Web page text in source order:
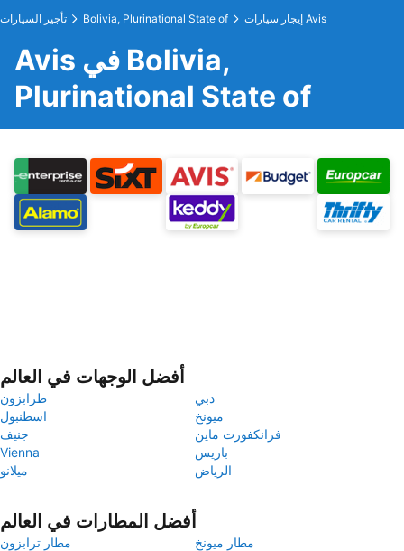
تأجير السيارات Bolivia, Plurinational State of إيجار سيارات Avis
Avis في Bolivia,
Plurinational State of
أفضل الوجهات في العالم
طرابزون
دبي
اسطنبول
ميونخ
جنيف
فرانكفورت ماين
Vienna
باريس
ميلانو
الرياض
أفضل المطارات في العالم
مطار ترابزون
مطار ميونخ